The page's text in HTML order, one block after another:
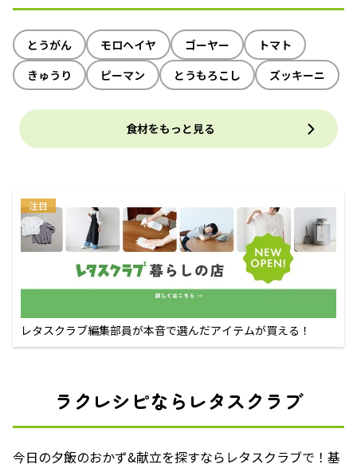
とうがん モロヘイヤ ゴーヤー
トマト
きゅうり
ピーマン とうもろこし ズッキーニ
食材をもっと見る
注目
レタスクラブ編集部員が本音で選んだアイテムが買える！
ラクレシピならレタスクラブ
今日の夕飯のおかず&献立を探すならレタスクラブで！基